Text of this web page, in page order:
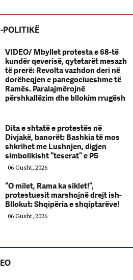
POLITIKË
VIDEO/ Mbyllet protesta e 68-të
kundër qeverisë, qytetarët mesazh
të prerë: Revolta vazhdon deri në
dorëheqjen e panegociueshme të
Ramës. Paralajmërojnë
përshkallëzim dhe bllokim rrugësh
Dita e shtatë e protestës në
Divjakë, banorët: Bashkia të mos
shkrihet me Lushnjen, digjen
simbolikisht “teserat” e PS
06 Gusht, 2026
“O milet, Rama ka siklet!”,
protestuesit marshojnë drejt ish-
Bllokut: Shqipëria e shqiptarëve!
06 Gusht, 2026